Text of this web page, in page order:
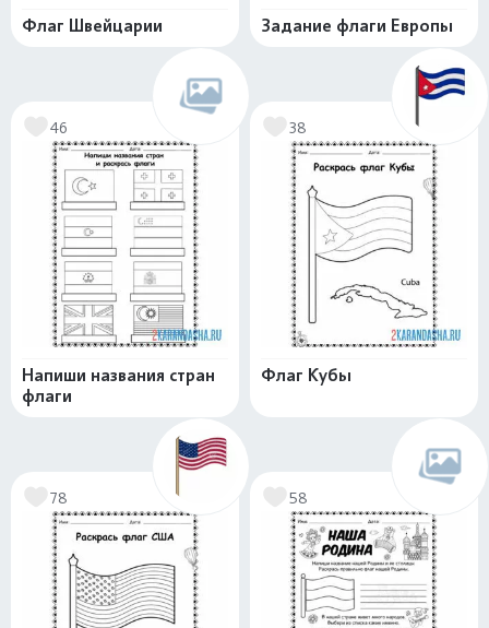
Флаг Швейцарии Задание флаги Европы
46
Напиши названия стран
флаги
38
Флаг Кубы
78 58